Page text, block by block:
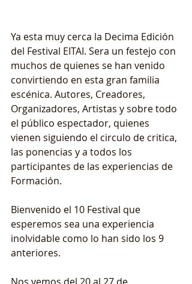
Ya esta muy cerca la Decima Edición
del Festival EITAI. Sera un festejo con
muchos de quienes se han venido
convirtiendo en esta gran familia
escénica. Autores, Creadores,
Organizadores, Artistas y sobre todo
el público espectador, quienes
vienen siguiendo el circulo de critica,
las ponencias y a todos los
participantes de las experiencias de
Formación.
Bienvenido el 10 Festival que
esperemos sea una experiencia
inolvidable como lo han sido los 9
anteriores.
Nos vemos del 20 al 27 de